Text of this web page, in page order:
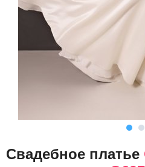
Свадебное платье